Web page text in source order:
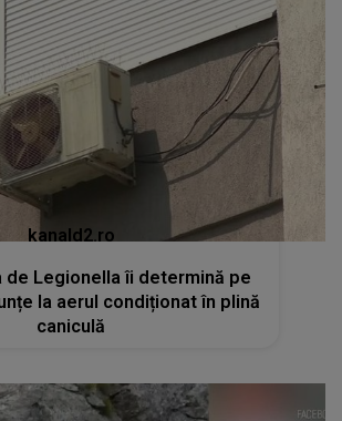
kanald2.ro
de Legionella îi determină pe
la aerul condiționat în plină
caniculă